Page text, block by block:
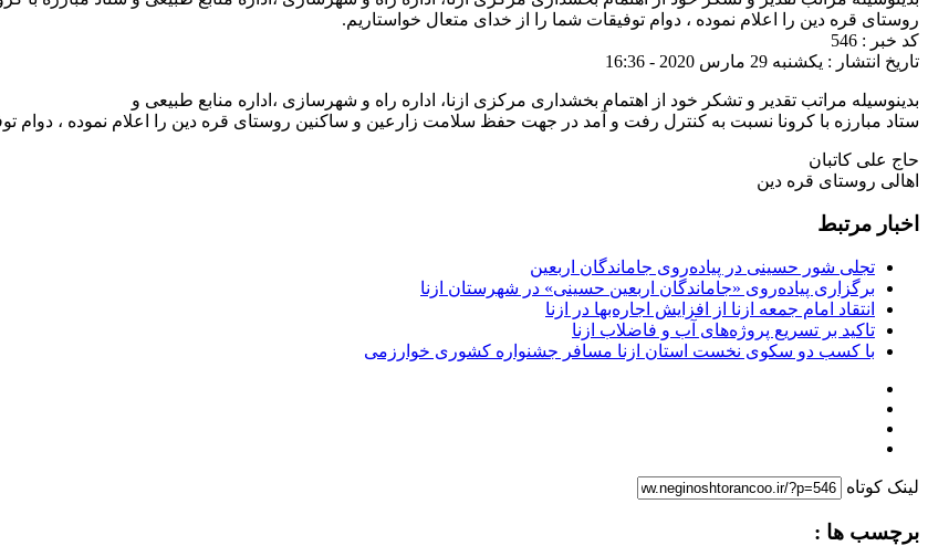
روستای قره دین را اعلام نموده ، دوام توفیقات شما را از خدای متعال خواستاریم.
کد خبر : 546
تاریخ انتشار : یکشنبه 29 مارس 2020 - 16:36
بدینوسیله مراتب تقدیر و تشکر خود از اهتمام بخشداری مرکزی ازنا، اداره راه و شهرسازی ،اداره منابع طبیعی و
ستاد مبارزه با کرونا نسبت به کنترل رفت و آمد در جهت حفظ سلامت زارعین و ساکنین روستای قره دین را اعلام نموده ، دوام
حاج علی کاتبان
اهالی روستای قره دین
اخبار مرتبط
تجلی شور حسینی در پیاده‌روی جاماندگان اربعین
برگزاری پیاده‌روی «جاماندگان اربعین حسینی» در شهرستان ازنا
انتقاد امام جمعه ازنا از افزایش اجاره‌بها در ازنا
تاکید بر تسریع پروژه‌های آب و فاضلاب ازنا
با کسب دو سکوی نخست استان ازنا مسافر جشنواره کشوری خوارزمی
لینک کوتاه
برچسب ها :